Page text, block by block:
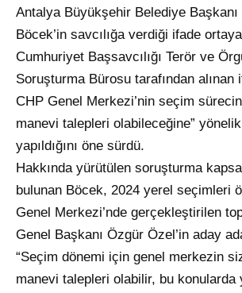
Antalya Büyükşehir Belediye
Böcek’in savcılığa verdiği ifade
Cumhuriyet Başsavcılığı Terör ve
Soruşturma Bürosu tarafından alınan
CHP Genel Merkezi’nin seçim
manevi talepleri olabileceğine”
yapıldığını öne sürdü.
Hakkında yürütülen soruşturma
bulunan Böcek, 2024 yerel seçimleri
Genel Merkezi’nde gerçekleştirilen
Genel Başkanı Özgür Özel’in aday
“Seçim dönemi için genel merkezin
manevi talepleri olabilir, bu konularda